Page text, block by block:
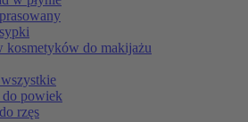
kosmetyków do makijażu
powiek
rzęs